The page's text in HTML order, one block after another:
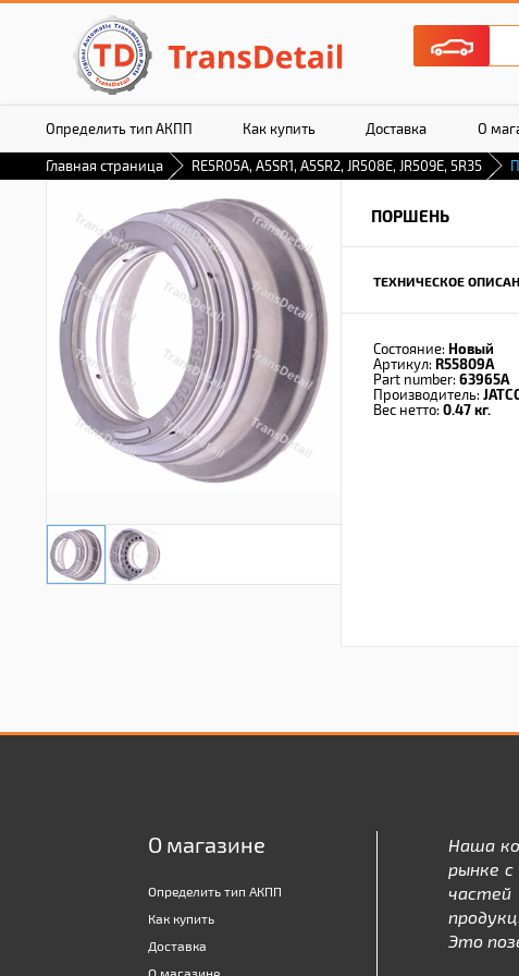
Определить тип АКПП Как купить Доставка О
Главная страница RE5R05A, A5SR1, A5SR2, JR508E, JR509E, 5R35
ПОРШЕНЬ
ТЕХНИЧЕСКОЕ
Состояние: Новый
Артикул: R55809A
Part number: 63965A
Производитель:
Вес нетто: 0.47 кг.
О магазине
Определить тип АКПП
Как купить
Доставка
Наша
рынке
Это